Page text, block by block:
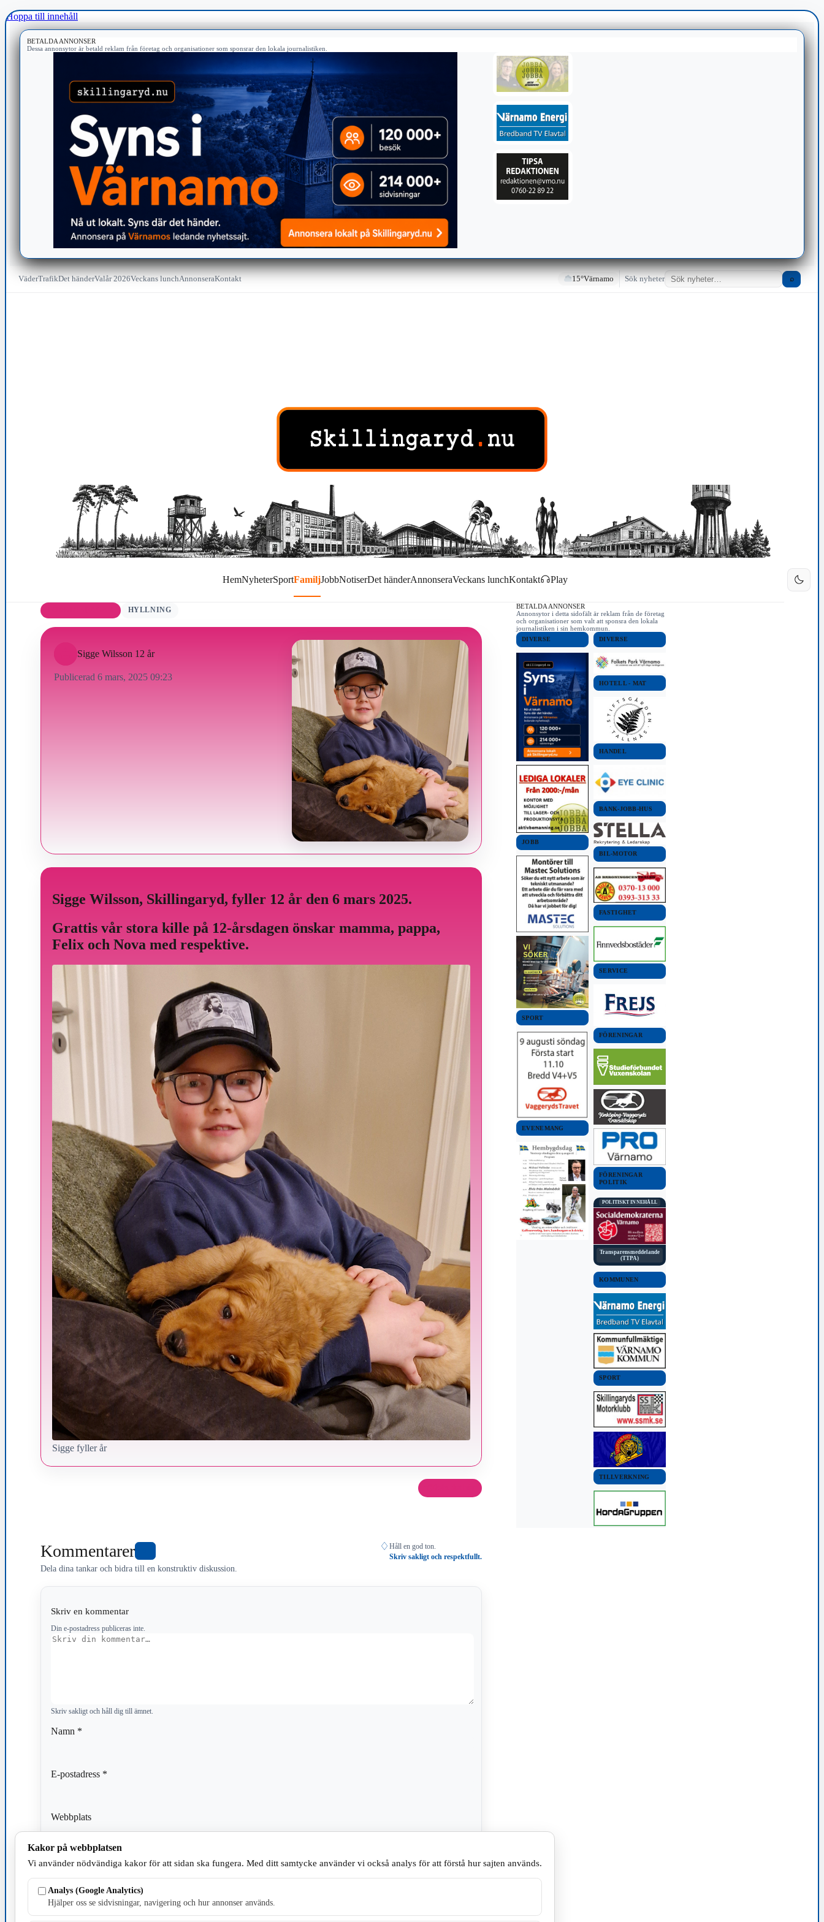
Hoppa till innehåll
BETALDA ANNONSER
Dessa annonsytor är betald reklam från företag och organisationer som sponsrar den lokala journalistiken.
VäderTrafikDet händerValår 2026Veckans lunchAnnonseraKontakt 15°Värnamo Sök nyheter ⌕
HemNyheterSportFamiljJobbNotiserDet händerAnnonseraVeckans lunchKontakt Play
HYLLNING
Sigge Wilsson 12 år
Publicerad 6 mars, 2025 09:23
Sigge Wilsson, Skillingaryd, fyller 12 år den 6 mars 2025.
Grattis vår stora kille på 12-årsdagen önskar mamma, pappa,
Felix och Nova med respektive.
Sigge fyller år
Kommentarer
Dela dina tankar och bidra till en konstruktiv diskussion.
♢ Håll en god ton.
Skriv sakligt och respektfullt.
Skriv en kommentar
Din e-postadress publiceras inte.
Kommentar
Skriv sakligt och håll dig till ämnet.
Namn *
E-postadress *
Webbplats
Spara mitt namn, min e-postadress och webbplats i denna webbläsare till nästa gång jag skriver en
BETALDA ANNONSER
Annonsytor i detta sidofält är reklam från de företag
och organisationer som valt att sponsra den lokala
journalistiken i sin hemkommun.
DIVERSE
JOBB
SPORT
EVENEMANG
DIVERSE
HOTELL - MAT
HANDEL
BANK-JOBB-HUS
BIL-MOTOR
FASTIGHET
SERVICE
FÖRENINGAR
FÖRENINGAR
POLITIK
POLITISKT INNEHÅLL
Transparensmeddelande
(TTPA)
KOMMUNEN
SPORT
TILLVERKNING
Kakor på webbplatsen
Vi använder nödvändiga kakor för att sidan ska fungera. Med ditt samtycke använder vi också analys för att förstå hur sajten används.
Analys (Google Analytics)
Hjälper oss se sidvisningar, navigering och hur annonser används.